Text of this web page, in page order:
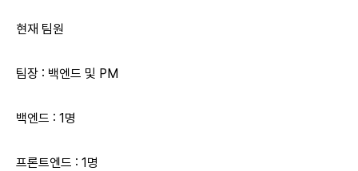
현재 팀원
팀장 : 백엔드 및 PM
백엔드 : 1명
프론트엔드 : 1명